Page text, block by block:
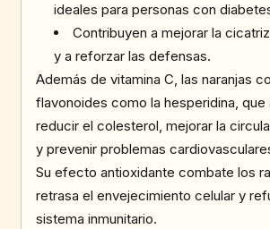
ideales para personas con
Contribuyen a mejorar la
y a reforzar las defensas.
Además de vitamina C, las naranjas
flavonoides como la hesperidina, que
reducir el colesterol, mejorar la
y prevenir problemas
Su efecto antioxidante combate los
retrasa el envejecimiento celular y
sistema inmunitario.